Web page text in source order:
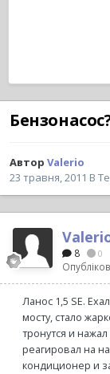
Автор Valerio
23 травня, 2011 В
8 0
Ланос 1,5 SE.
мосту, стало
тронутся и
реагировал на
кондиционер и